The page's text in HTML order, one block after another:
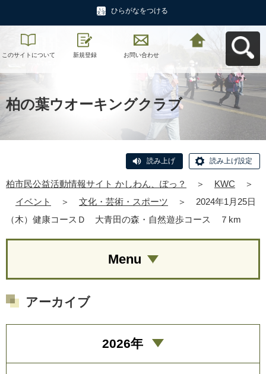
ひらがなをつける
このサイトについて 新規登録 お問い合わせ
サイト かしわん、ぽ
っ？へ戻る
柏の葉ウオーキングクラブ
読み上げ 読み上げ設定
柏市民公益活動情報サイト かしわん、ぽっ？ ＞ KWC
＞
イベント
＞ 文化・芸術・スポーツ ＞
2024年1月25日
（木）健康コースＤ 大青田の森・自然遊歩コース ７km
Menu
アーカイブ
2026年